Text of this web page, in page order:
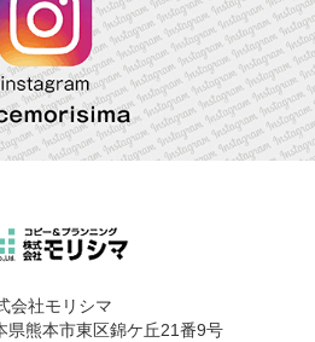
会社モリシマ
熊本市東区錦ケ丘21番9号